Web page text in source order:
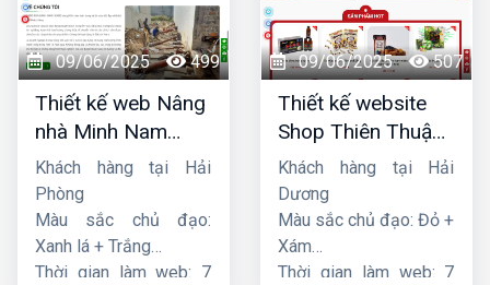
09/06/2025 499
Thiết kế web Nâng
nhà Minh Nam
Hoàng
Khách hàng tại Hải
Phòng
Màu sắc chủ đạo:
Xanh lá + Trắng
Thời gian làm web: 7
09/06/2025 507
Thiết kế website
Shop Thiên Thuận
Phát
Khách hàng tại Hải
Dương
Màu sắc chủ đạo: Đỏ +
Xám
Thời gian làm web: 7